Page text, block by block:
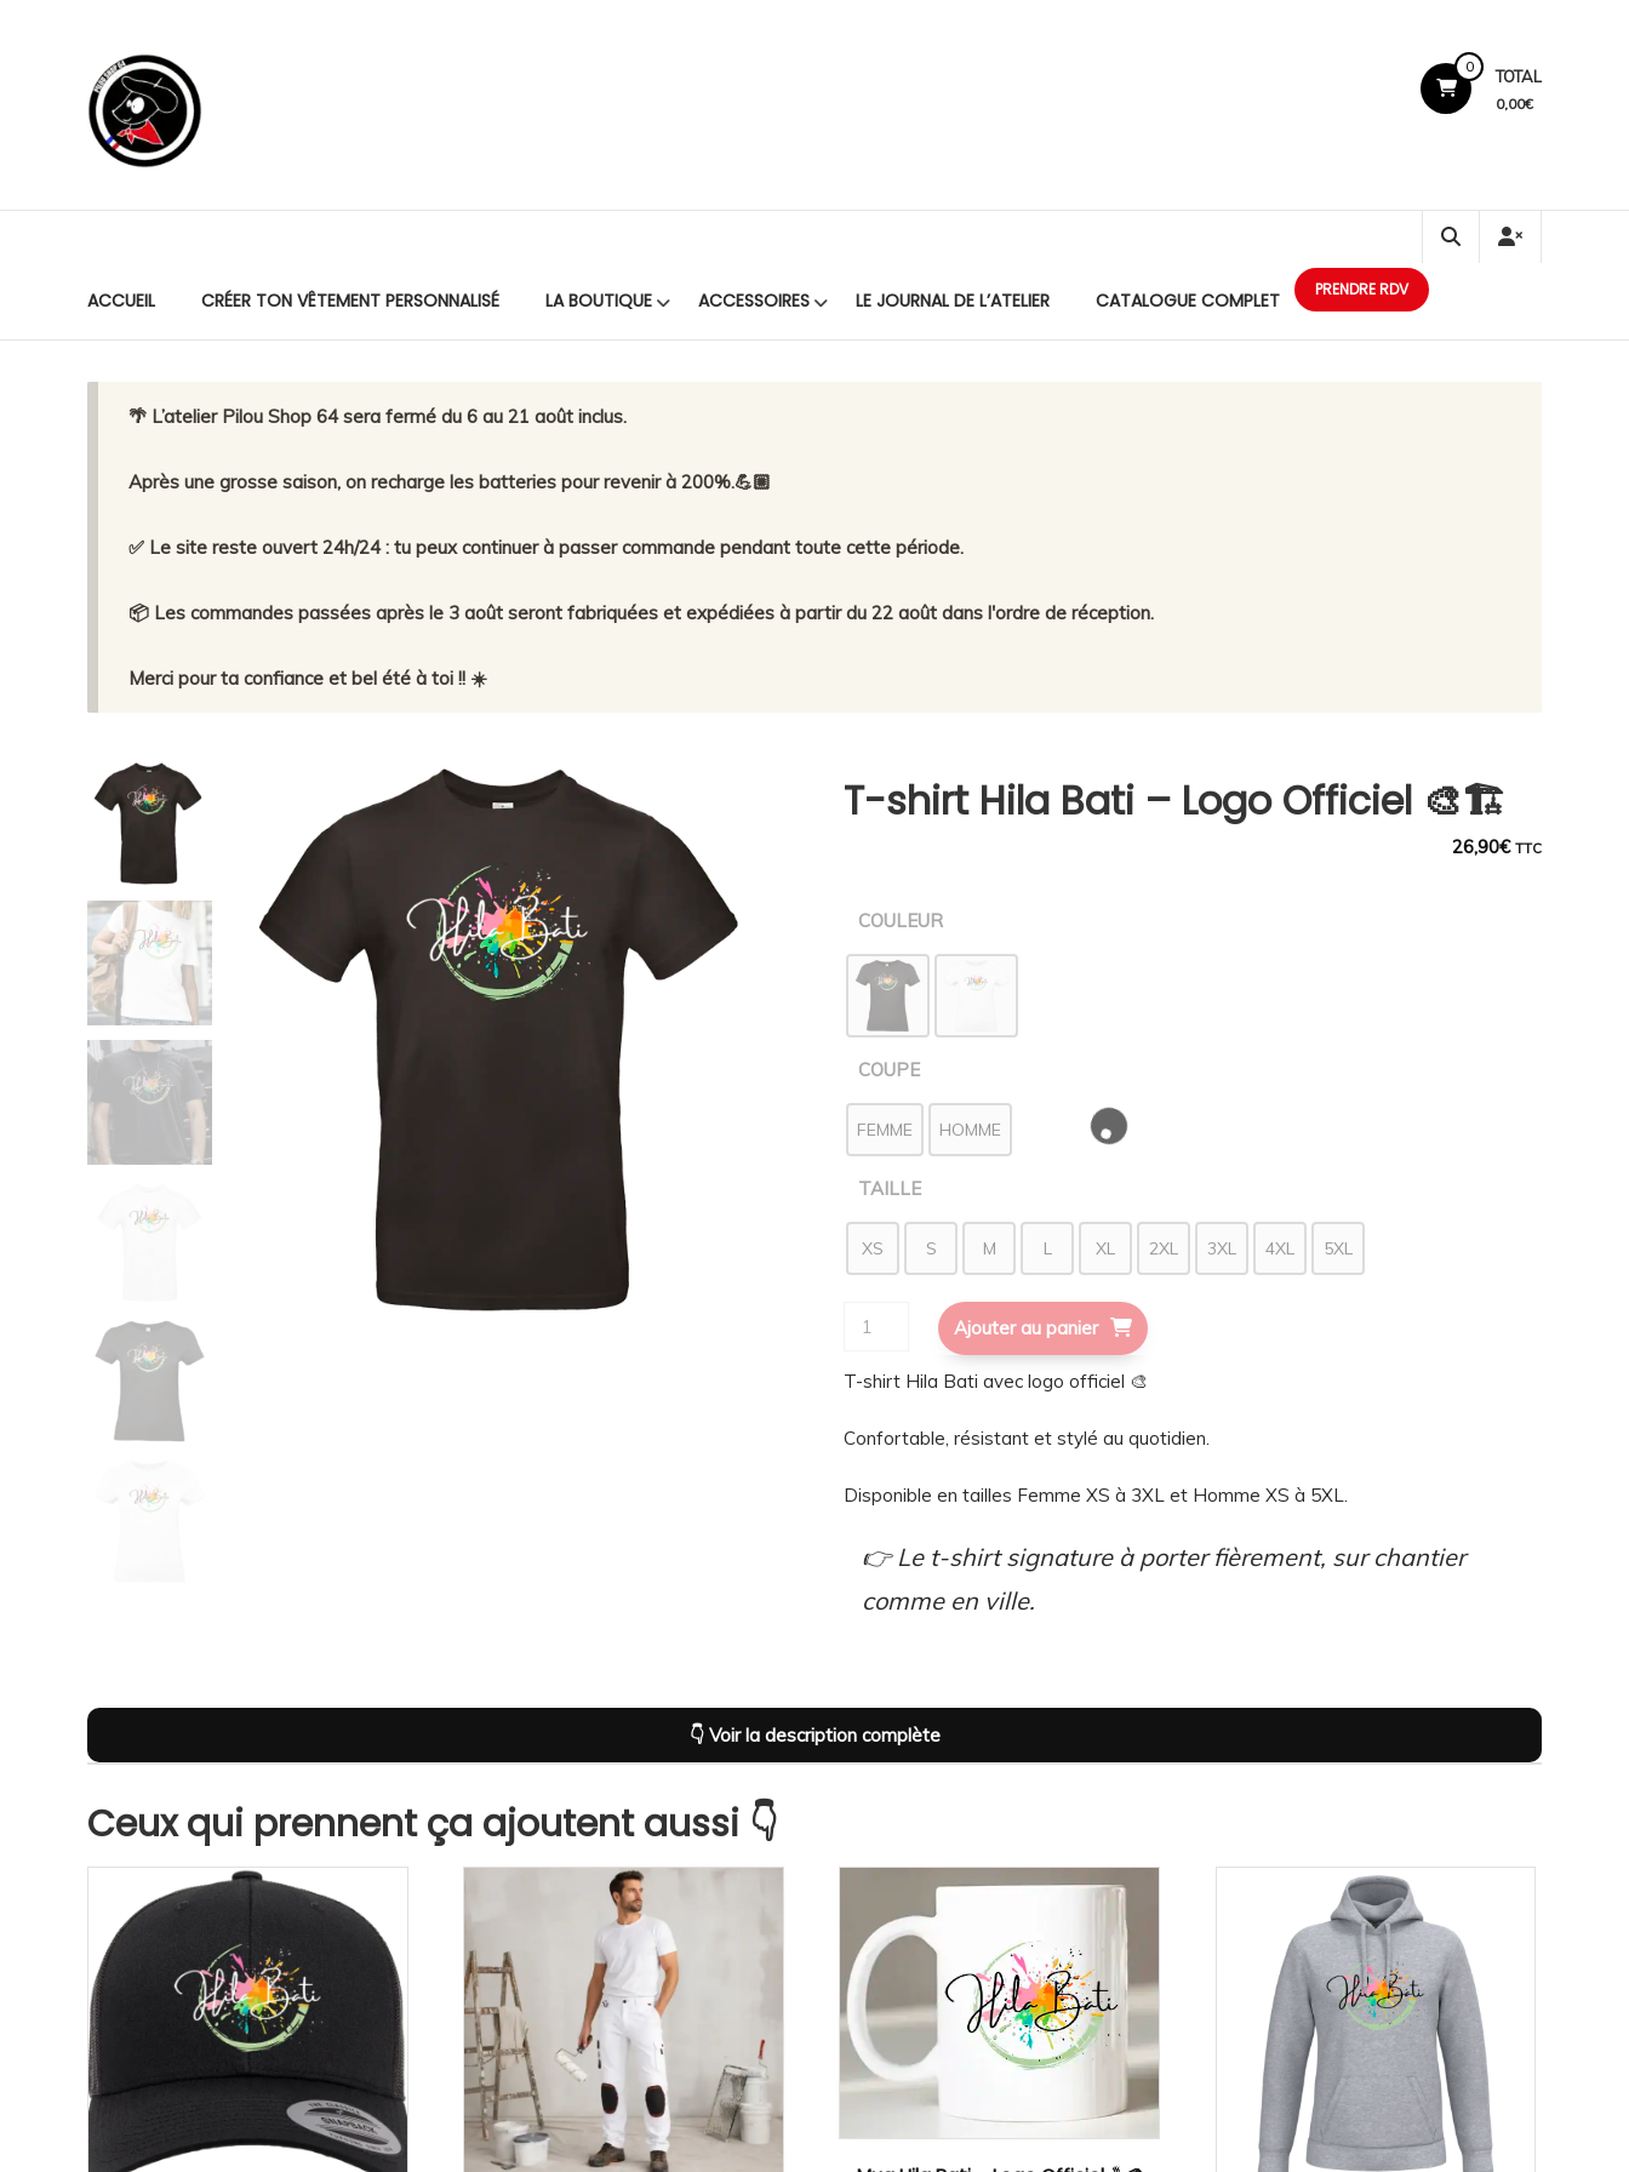
Pilou
Shop
64
premium.
0
TOTAL
0,00€
ACCUEIL CRÉER TON VÊTEMENT PERSONNALISÉ LA BOUTIQUE ACCESSOIRES LE JOURNAL DE L’ATELIER CATALOGUE COMPLET PRENDRE RDV
🌴 L’atelier Pilou Shop 64 sera fermé du 6 au 21 août inclus.
Après une grosse saison, on recharge les batteries pour revenir à 200%.💪🏼
✅ Le site reste ouvert 24h/24 : tu peux continuer à passer commande pendant toute cette période.
📦 Les commandes passées après le 3 août seront fabriquées et expédiées à partir du 22 août dans l'ordre de réception.
Merci pour ta confiance et bel été à toi !! ☀️
T-shirt Hila Bati – Logo Officiel 🎨🏗️
26,90€ TTC
COULEUR
COUPE
FEMME HOMME
TAILLE
XS S M L XL 2XL 3XL 4XL 5XL
quantité
T-
Hila
Ajouter au panier
T-shirt Hila Bati avec logo officiel 🎨
Confortable, résistant et stylé au quotidien.
Disponible en tailles Femme XS à 3XL et Homme XS à 5XL.
👉 Le t-shirt signature à porter fièrement, sur chantier
comme en ville.
👇 Voir la description complète
Description
Un t-shirt Hila Bati qui affirme ton identité 🎨🏗️
Le t-shirt Hila Bati n’est pas un simple vêtement, c’est une signature. Son logo coloré et expressif a été imaginé par Hilanie Rousseau
, dont le travail artistique
apporte une vraie dimension visuelle à la marque. Chaque détail reflète l’ADN Hila Bati : sérieux dans le travail, créativité dans l’image et fierté de représenter son
savoir-faire.
Sur chantier, en rendez-vous client ou au quotidien, ce t-shirt envoie un message clair : ici, on fait les choses proprement.
Porter Hila Bati, c’est afficher son exigence, son métier et sa fierté – sans en faire trop.
Ceux qui prennent ça ajoutent aussi 👇